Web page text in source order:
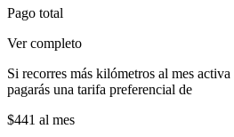
Pago total
Ver completo
Si recorres más kilómetros al mes
pagarás una tarifa preferencial de
$441 al mes